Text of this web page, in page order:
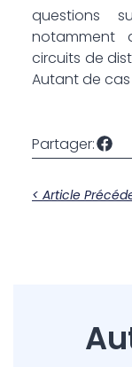
questions
notamment
circuits de
Autant de
Partager:
< Article